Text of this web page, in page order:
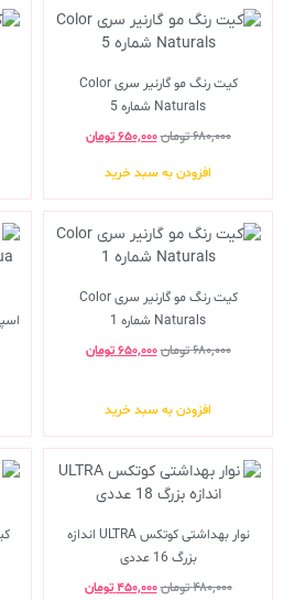
کیت رنگ مو گارنیر سری Color
Naturals شماره 5
۶۸۰,۰۰۰تومان۶۵۰,۰۰۰ تومان
افزودن به سبد خرید
کیت رنگ مو گارنیر سری Color
Naturals شماره 1
۶۸۰,۰۰۰تومان۶۵۰,۰۰۰ تومان
افزودن به سبد خرید
نوار بهداشتی کوتکس ULTRA اندازه
بزرگ 16 عددی
۴۸۰,۰۰۰تومان۴۵۰,۰۰۰ تومان